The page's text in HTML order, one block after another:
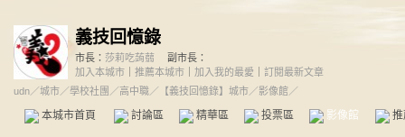
義技回憶錄
市長： 莎莉吃蒟蒻
副市長：
加入本城市
推薦本城市 加入我的最愛
訂閱最新文章
udn／城市／學校社團 ／高中職／ 【義技回憶錄】城市／影像館／
本城市首頁 討論區 精華區 投票區 影像館